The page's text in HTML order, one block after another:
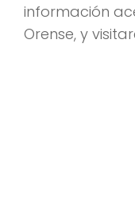
información
Orense, y